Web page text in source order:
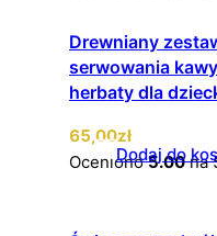
Drewniany
serwowania
herbaty dla
65,00zł
Oceniono5.00na
Dodaj do